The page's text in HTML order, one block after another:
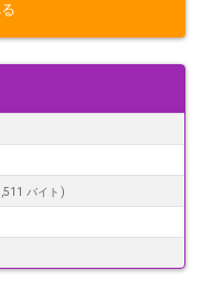
・H83cm
ント会場で一際華やかな
ッティングのハイレグレ
びに揺れる太腿、尻肉。
女たちを
バイト)